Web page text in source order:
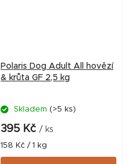
Polaris Dog Adult All hovězí
& krůta GF 2,5 kg
Skladem (>5 ks)
395 Kč / ks
Měrná
cena:
158 Kč / 1 kg